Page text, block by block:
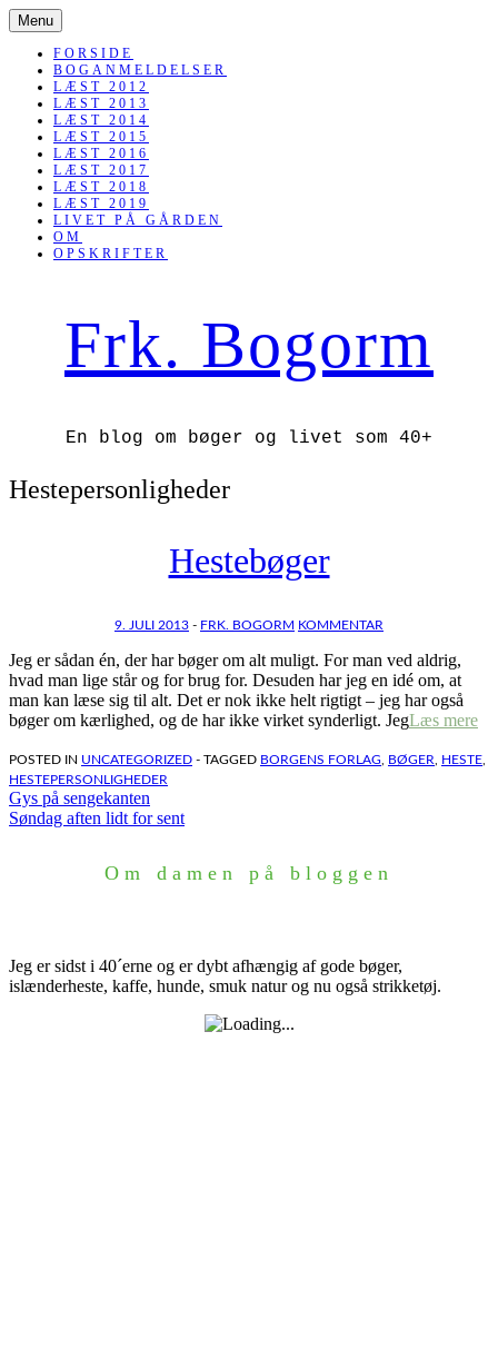
Menu SKIP
TO
CONTENT
FORSIDE
BOGANMELDELSER
LÆST 2012
LÆST 2013
LÆST 2014
LÆST 2015
LÆST 2016
LÆST 2017
LÆST 2018
LÆST 2019
LIVET PÅ GÅRDEN
OM
OPSKRIFTER
Frk. Bogorm
En blog om bøger og livet som 40+
Hestepersonligheder
Hestebøger
9. JULI 2013 - FRK. BOGORM KOMMENTAR
Jeg er sådan én, der har bøger om alt muligt. For man ved aldrig,
hvad man lige står og for brug for. Desuden har jeg en idé om, at
man kan læse sig til alt. Det er nok ikke helt rigtigt – jeg har også
bøger om kærlighed, og de har ikke virket synderligt. JegLæs mere
POSTED IN UNCATEGORIZED - TAGGED BORGENS FORLAG BØGER HESTE
HESTEPERSONLIGHEDER
Indlægsnavigation
Gys på sengekanten
Søndag aften lidt for sent
Om damen på bloggen
Jeg er sidst i 40´erne og er dybt afhængig af gode bøger,
islænderheste, kaffe, hunde, smuk natur og nu også strikketøj.